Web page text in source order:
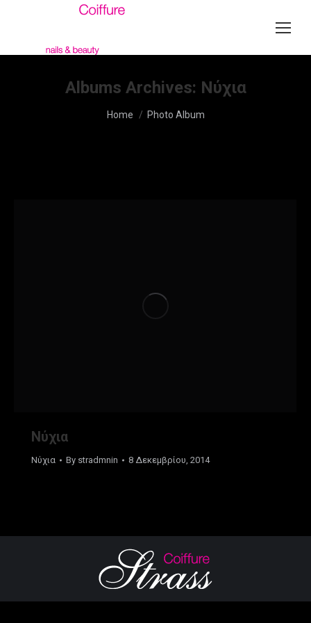
Albums Archives: Νύχια
You are here:
Home Photo Album
Νύχια
Νύχια By stradmnin 8 Δεκεμβρίου, 2014